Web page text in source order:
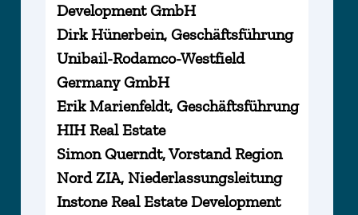
Development GmbH
Dirk Hünerbein, Geschäftsführung
Unibail-Rodamco-Westfield
Germany GmbH
Erik Marienfeldt, Geschäftsführung
HIH Real Estate
Simon Querndt, Vorstand Region
Nord ZIA, Niederlassungsleitung
Instone Real Estate Development